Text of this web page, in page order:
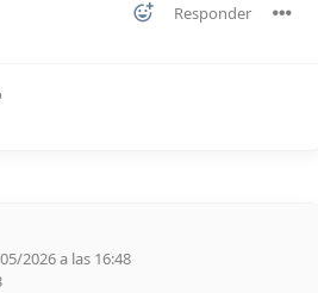
Responder
2026 a las 16:48